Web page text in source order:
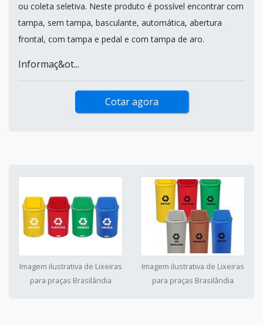
ou coleta seletiva. Neste produto é possível encontrar com
tampa, sem tampa, basculante, automática, abertura
frontal, com tampa e pedal e com tampa de aro.
Informaç&ot...
Cotar agora
Imagem ilustrativa de Lixeiras
para praças Brasilândia
Imagem ilustrativa de Lixeiras
para praças Brasilândia